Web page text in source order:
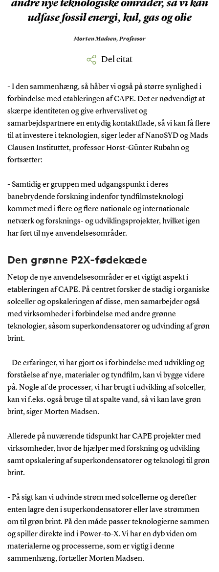
andre nye teknologiske områder, så vi kan
udfase fossil energi, kul, gas og olie
Morten Madsen,Professor
Del citat
- I den sammenhæng, så håber vi også på større synlighed i
forbindelse med etableringen af CAPE. Det er nødvendigt at
skærpe identiteten og give erhvervslivet og
samarbejdspartnere en entydig kontaktflade, så vi kan få flere
til at investere i teknologien, siger leder af NanoSYD og Mads
Clausen Instituttet, professor Horst-Günter Rubahn og
fortsætter:
- Samtidig er gruppen med udgangspunkt i deres
banebrydende forskning indenfor tyndfilmsteknologi
kommet med i flere og flere nationale og internationale
netværk og forsknings- og udviklingsprojekter, hvilket igen
har ført til nye anvendelsesområder.
Den grønne P2X-fødekæde
Netop de nye anvendelsesområder er et vigtigt aspekt i
etableringen af CAPE. På centret forsker de stadig i organiske
solceller og opskaleringen af disse, men samarbejder også
med virksomheder i forbindelse med andre grønne
teknologier, såsom superkondensatorer og udvinding af grøn
brint.
- De erfaringer, vi har gjort os i forbindelse med udvikling og
forståelse af nye, materialer og tyndfilm, kan vi bygge videre
på. Nogle af de processer, vi har brugt i udvikling af solceller,
kan vi f.eks. også bruge til at spalte vand, så vi kan lave grøn
brint, siger Morten Madsen.
Allerede på nuværende tidspunkt har CAPE projekter med
virksomheder, hvor de hjælper med forskning og udvikling
samt opskalering af superkondensatorer og teknologi til grøn
brint.
- På sigt kan vi udvinde strøm med solcellerne og derefter
enten lagre den i superkondensatorer eller lave strømmen
om til grøn brint. På den måde passer teknologierne sammen
og spiller direkte ind i Power-to-X. Vi har en dyb viden om
materialerne og processerne, som er vigtig i denne
sammenhæng, fortæller Morten Madsen.